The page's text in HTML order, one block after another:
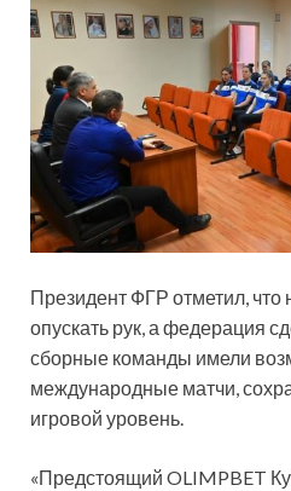
Президент ФГР отметил, что
опускать рук, а федерация
сборные команды имели
международные матчи,
игровой уровень.
«Предстоящий OLIMPBET